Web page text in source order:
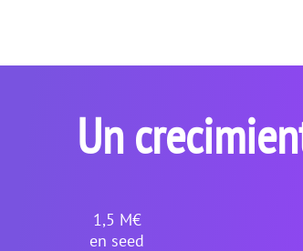
Un
1,5 M€
en seed